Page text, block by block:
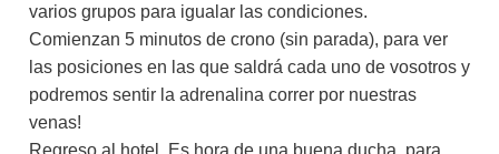
varios grupos para igualar las condiciones.
Comienzan 5 minutos de crono (sin parada), para ver
las posiciones en las que saldrá cada uno de vosotros y
podremos sentir la adrenalina correr por nuestras
venas!
Regreso al hotel. Es hora de una buena ducha, para